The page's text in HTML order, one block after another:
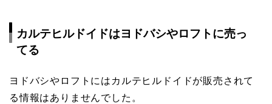
カルテヒルドイドはヨドバシやロフトに売っ
てる
ヨドバシやロフトにはカルテヒルドイドが販売されて
る情報はありませんでした。